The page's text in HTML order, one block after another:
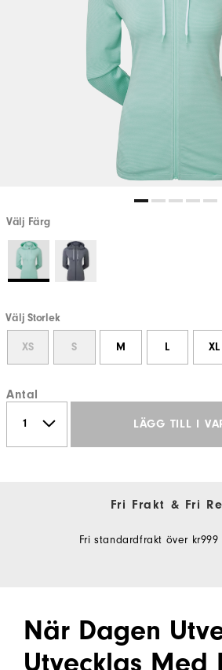
Välj Färg
Välj Storlek
XS S M L XL
Antal
LÄGG TILL I
Fri Frakt & Fri
Fri standardfrakt över kr999
När Dagen
Utvecklas Med